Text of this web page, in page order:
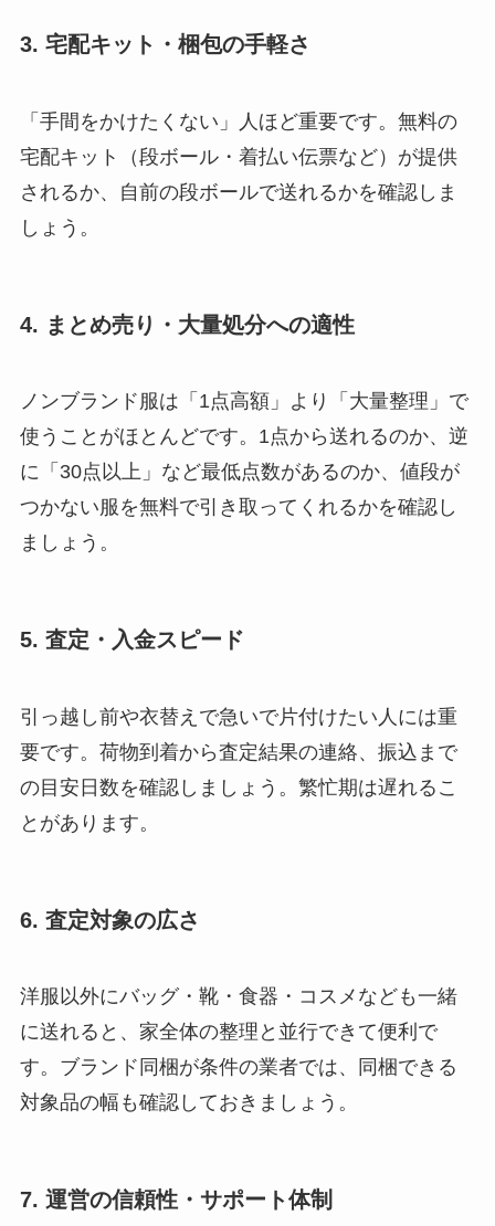
3. 宅配キット・梱包の手軽さ
「手間をかけたくない」人ほど重要です。無料の
宅配キット（段ボール・着払い伝票など）が提供
されるか、自前の段ボールで送れるかを確認しま
しょう。
4. まとめ売り・大量処分への適性
ノンブランド服は「1点高額」より「大量整理」で
使うことがほとんどです。1点から送れるのか、逆
に「30点以上」など最低点数があるのか、値段が
つかない服を無料で引き取ってくれるかを確認し
ましょう。
5. 査定・入金スピード
引っ越し前や衣替えで急いで片付けたい人には重
要です。荷物到着から査定結果の連絡、振込まで
の目安日数を確認しましょう。繁忙期は遅れるこ
とがあります。
6. 査定対象の広さ
洋服以外にバッグ・靴・食器・コスメなども一緒
に送れると、家全体の整理と並行できて便利で
す。ブランド同梱が条件の業者では、同梱できる
対象品の幅も確認しておきましょう。
7. 運営の信頼性・サポート体制